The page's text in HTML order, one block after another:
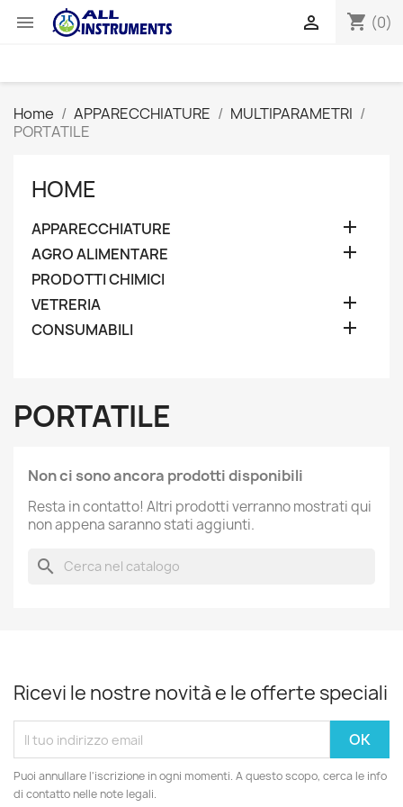
 shopping_cart (0)

Home APPARECCHIATURE
MULTIPARAMETRI
PORTATILE
HOME
APPARECCHIATURE 
AGRO ALIMENTARE 
PRODOTTI CHIMICI
VETRERIA

CONSUMABILI 
PORTATILE
Non ci sono ancora prodotti disponibili
Resta in contatto! Altri prodotti verranno mostrati qui
non appena saranno stati aggiunti.
search
Ricevi le nostre novità e le offerte speciali
Puoi annullare l'iscrizione in ogni momenti. A questo scopo, cerca le info
di contatto nelle note legali.